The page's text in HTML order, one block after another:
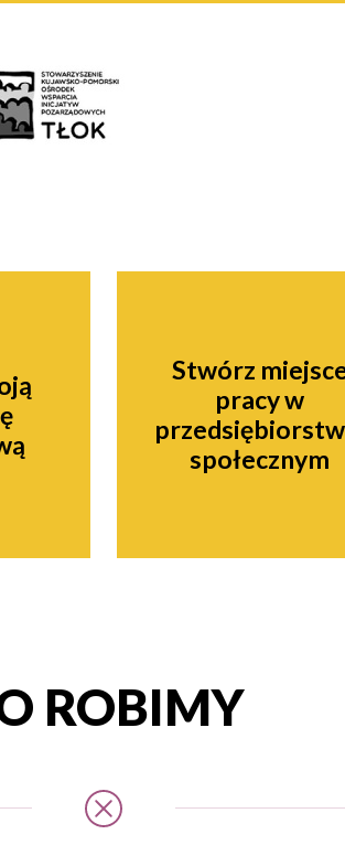
Stwórz
pracy w
społecznym
ROBIMY